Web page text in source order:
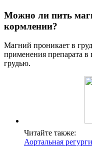
Можно ли пить
кормлении?
Магний проникает в
применения препарата
грудью.
Читайте также:
Аортальная